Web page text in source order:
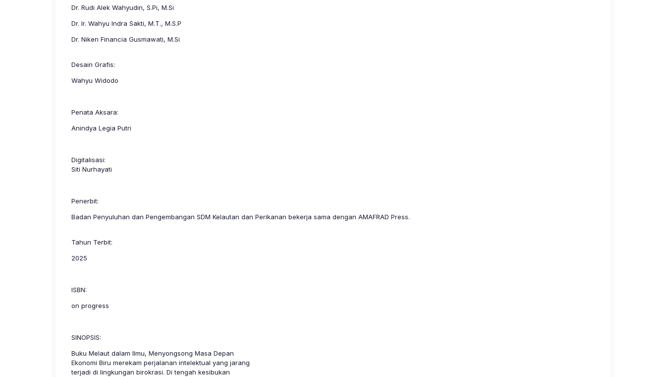
Dr. Rudi Alek Wahyudin, S.Pi, M.Si
Dr. Ir. Wahyu Indra Sakti, M.T., M.S.P
Dr. Niken Financia Gusmawati, M.Si
Desain Grafis:
Wahyu Widodo
Penata Aksara:
Anindya Legia Putri
Digitalisasi:
Siti Nurhayati
Penerbit:
Badan Penyuluhan dan Pengembangan SDM Kelautan dan Perikanan bekerja sama dengan AMAFRAD Press.
Tahun Terbit:
2025
ISBN:
on progress
SINOPSIS:
Buku Melaut dalam Ilmu, Menyongsong Masa Depan
Ekonomi Biru merekam perjalanan intelektual yang jarang
terjadi di lingkungan birokrasi. Di tengah kesibukan